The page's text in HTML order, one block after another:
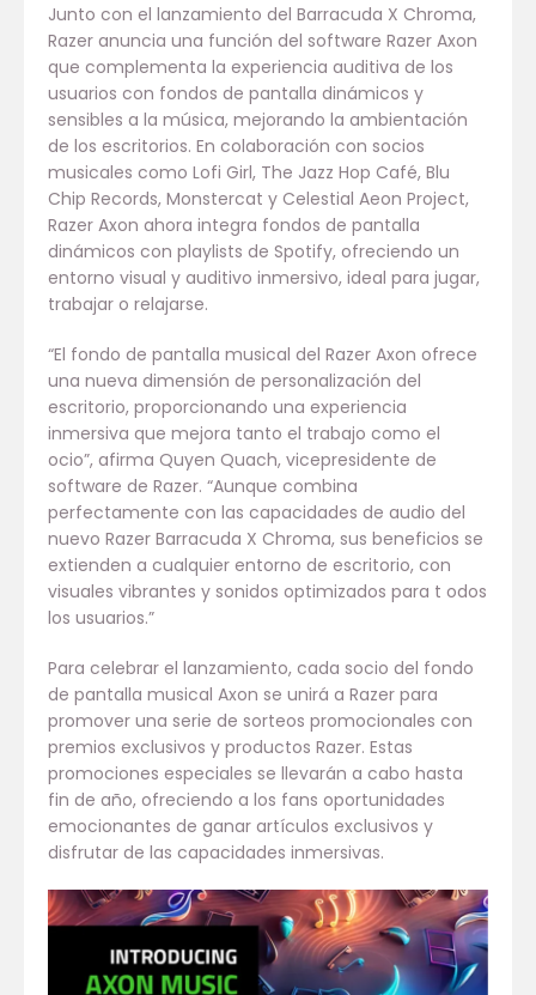
Junto con el lanzamiento del Barracuda X Chroma,
Razer anuncia una función del software Razer Axon
que complementa la experiencia auditiva de los
usuarios con fondos de pantalla dinámicos y
sensibles a la música, mejorando la ambientación
de los escritorios. En colaboración con socios
musicales como Lofi Girl, The Jazz Hop Café, Blu
Chip Records, Monstercat y Celestial Aeon Project,
Razer Axon ahora integra fondos de pantalla
dinámicos con playlists de Spotify, ofreciendo un
entorno visual y auditivo inmersivo, ideal para jugar,
trabajar o relajarse.
“El fondo de pantalla musical del Razer Axon ofrece
una nueva dimensión de personalización del
escritorio, proporcionando una experiencia
inmersiva que mejora tanto el trabajo como el
ocio”, afirma Quyen Quach, vicepresidente de
software de Razer. “Aunque combina
perfectamente con las capacidades de audio del
nuevo Razer Barracuda X Chroma, sus beneficios se
extienden a cualquier entorno de escritorio, con
visuales vibrantes y sonidos optimizados para t odos
los usuarios.”
Para celebrar el lanzamiento, cada socio del fondo
de pantalla musical Axon se unirá a Razer para
promover una serie de sorteos promocionales con
premios exclusivos y productos Razer. Estas
promociones especiales se llevarán a cabo hasta
fin de año, ofreciendo a los fans oportunidades
emocionantes de ganar artículos exclusivos y
disfrutar de las capacidades inmersivas.